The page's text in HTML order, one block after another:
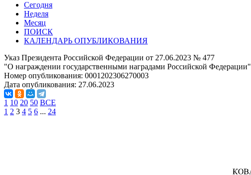
Сегодня
Неделя
Месяц
ПОИСК
КАЛЕНДАРЬ ОПУБЛИКОВАНИЯ
Указ Президента Российской Федерации от 27.06.2023 № 477
"О награждении государственными наградами Российской Федерации"
Номер опубликования: 0001202306270003
Дата опубликования: 27.06.2023
1 10 20 50 ВСЕ
1 2 3 4 5 6 ... 24